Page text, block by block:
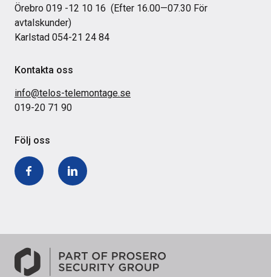
Örebro 019 -12 10 16 (Efter 16.00—07.30 För
avtalskunder)
Karlstad 054-21 24 84
Kontakta oss
info@telos-telemontage.se
019-20 71 90
Följ oss
Facebook LinkedIn